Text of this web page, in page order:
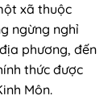
xã thuộc
ngừng nghỉ
phương, đến
thức được
Môn.